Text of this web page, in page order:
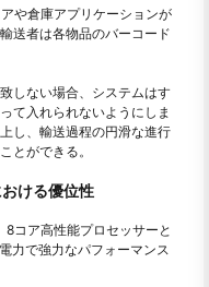
や倉庫アプリケーションが
送者は各物品のバーコード
しない場合、システムはす
て入れられないようにしま
し、輸送過程の円滑な進行
とができる。
ける優位性
コア高性能プロセッサーと
力で強力なパフォーマンス